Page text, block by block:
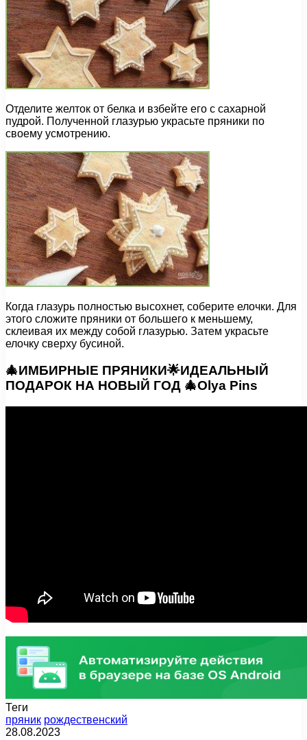
Отделите желток от белка и взбейте его с сахарной
пудрой. Полученной глазурью украсьте пряники по
своему усмотрению.
Когда глазурь полностью высохнет, соберите елочки. Для
этого сложите пряники от большего к меньшему,
склеивая их между собой глазурью. Затем украсьте
елочку сверху бусиной.
🎄ИМБИРНЫЕ ПРЯНИКИ🌟ИДЕАЛЬНЫЙ
ПОДАРОК НА НОВЫЙ ГОД 🎄Olya Pins
Теги
пряник рождественский
28.08.2023